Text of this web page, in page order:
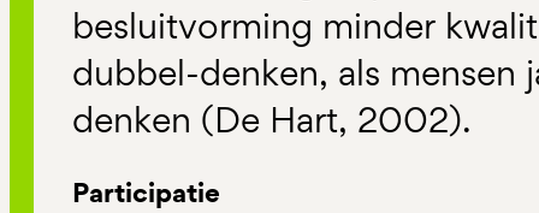
besluitvorming minder
dubbel-denken, als mensen
denken (De Hart, 2002).
Participatie